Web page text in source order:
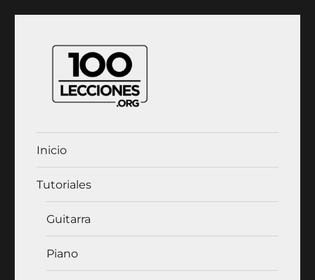
100Lecciones.Org
Inicio
Tutoriales
Guitarra
Piano